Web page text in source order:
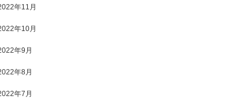
年11月
年10月
年9月
年8月
年7月